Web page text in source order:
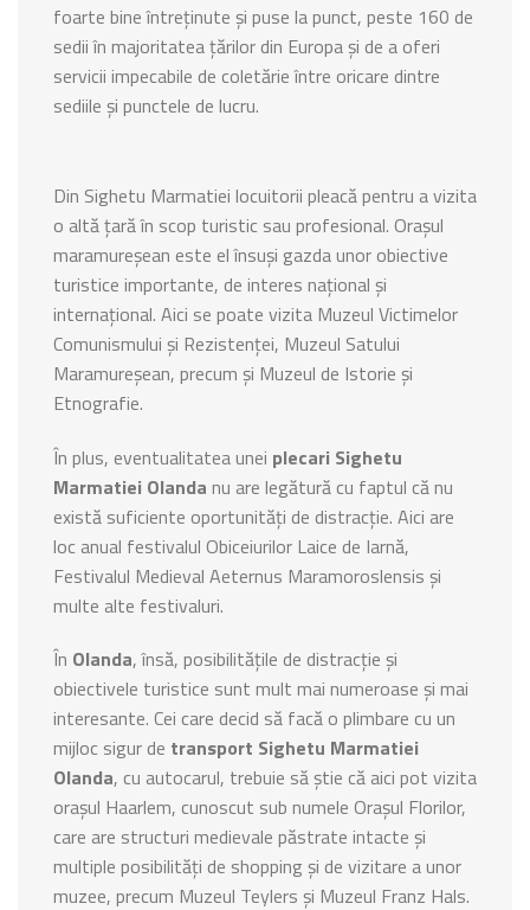
foarte bine întreținute și puse la punct, peste 160 de
sedii în majoritatea țărilor din Europa și de a oferi
servicii impecabile de coletărie între oricare dintre
sediile și punctele de lucru.
Din Sighetu Marmatiei locuitorii pleacă pentru a vizita
o altă țară în scop turistic sau profesional. Orașul
maramureșean este el însuși gazda unor obiective
turistice importante, de interes național și
internațional. Aici se poate vizita Muzeul Victimelor
Comunismului și Rezistenței, Muzeul Satului
Maramureșean, precum și Muzeul de Istorie și
Etnografie.
În plus, eventualitatea unei plecari Sighetu
Marmatiei Olanda nu are legătură cu faptul că nu
există suficiente oportunități de distracție. Aici are
loc anual festivalul Obiceiurilor Laice de Iarnă,
Festivalul Medieval Aeternus Maramoroslensis și
multe alte festivaluri.
În Olanda, însă, posibilitățile de distracție și
obiectivele turistice sunt mult mai numeroase și mai
interesante. Cei care decid să facă o plimbare cu un
mijloc sigur de transport Sighetu Marmatiei
Olanda, cu autocarul, trebuie să știe că aici pot vizita
orașul Haarlem, cunoscut sub numele Orașul Florilor,
care are structuri medievale păstrate intacte și
multiple posibilități de shopping și de vizitare a unor
muzee, precum Muzeul Teylers și Muzeul Franz Hals.